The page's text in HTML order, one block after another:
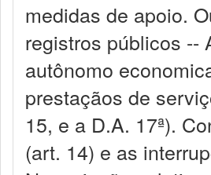
medidas de apoio.
registros públicos --
autônomo
prestaçãos de
15, e a D.A. 17ª).
(art. 14) e as